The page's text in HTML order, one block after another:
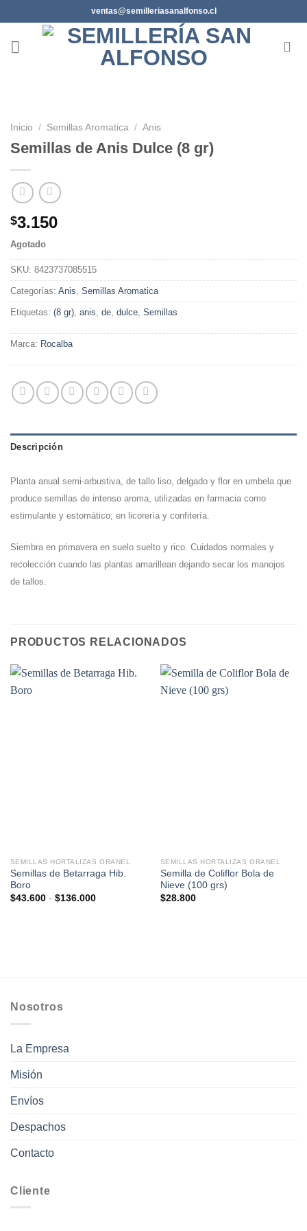
al
contenido
ventas@semilleriasanalfonso.cl
Inicio / Semillas Aromatica / Anis
Semillas de Anis Dulce (8 gr)
$3.150
Agotado
SKU: 8423737085515
Categorías: Anis, Semillas Aromatica
Etiquetas: (8 gr), anis, de, dulce, Semillas
Marca: Rocalba
Descripción
Planta anual semi-arbustiva, de tallo liso, delgado y flor en umbela que
produce semillas de intenso aroma, utilizadas en farmacia como
estimulante y estomático; en licorería y confitería.
Siembra en primavera en suelo suelto y rico. Cuidados normales y
recolección cuando las plantas amarillean dejando secar los manojos
de tallos.
PRODUCTOS RELACIONADOS
SEMILLAS HORTALIZAS GRANEL
Semillas de Betarraga Hib.
Boro
$43.600 - $136.000Rango
SEMILLAS HORTALIZAS GRANEL
Semilla de Coliflor Bola de
Nieve (100 grs)
$28.800
Nosotros
La Empresa
Misión
Envíos
Despachos
Contacto
Cliente